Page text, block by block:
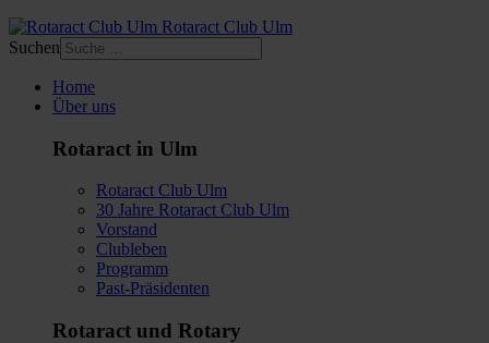
Rotaract Club Ulm
Suchen
Home
Über uns
Rotaract in Ulm
Rotaract Club Ulm
30 Jahre Rotaract Club Ulm
Vorstand
Clubleben
Programm
Past-Präsidenten
Rotaract und Rotary